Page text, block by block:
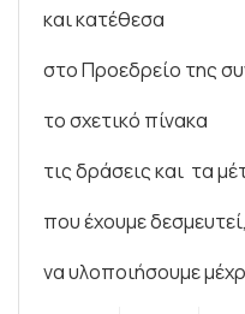
και κατέθεσα
στο Προεδρείο της
το σχετικό πίνακα
τις δράσεις και τα
που έχουμε
να υλοποιήσουμε